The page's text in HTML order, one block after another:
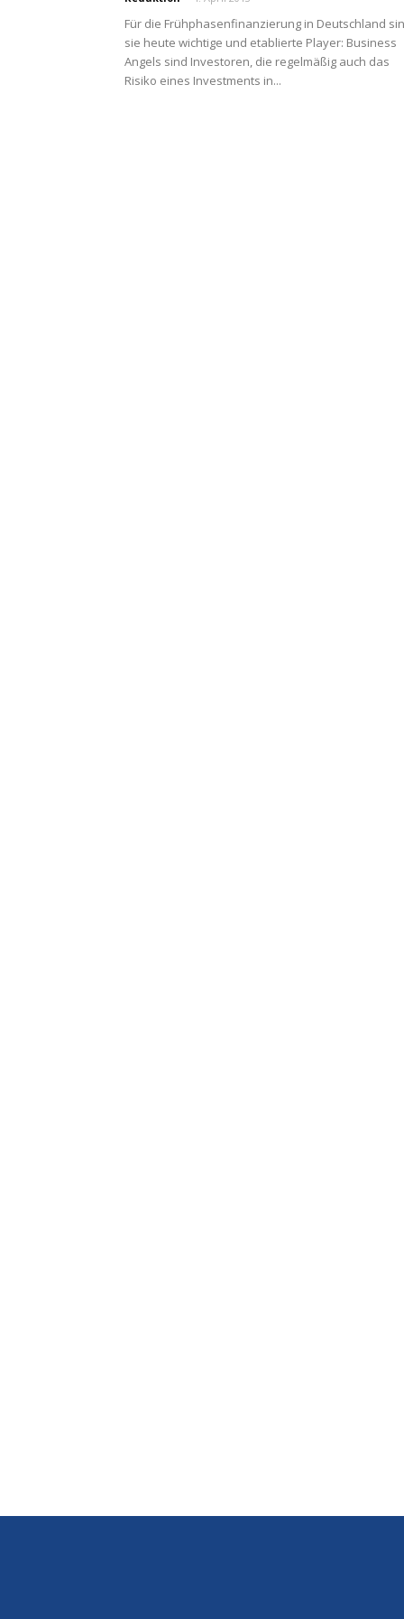
Für die Frühphasenfinanzierung in Deutschland
sie heute wichtige und etablierte Player: Business
Angels sind Investoren, die regelmäßig auch das
Risiko eines Investments in...